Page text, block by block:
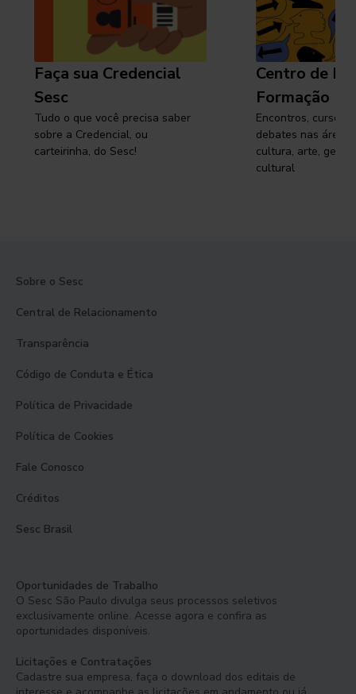
Faça sua Credencial
Sesc
Tudo o que você precisa saber
sobre a Credencial, ou
carteirinha, do Sesc!
Centro de
Formação
Encontros, cursos,
debates nas áreas
cultura, arte,
cultural
Sobre o Sesc
Central de Relacionamento
Transparência
Código de Conduta e Ética
Política de Privacidade
Política de Cookies
Fale Conosco
Créditos
Sesc Brasil
Oportunidades de Trabalho
O Sesc São Paulo divulga seus processos seletivos
exclusivamente online. Acesse agora e confira as
oportunidades disponíveis.
Licitações e Contratações
Cadastre sua empresa, faça o download dos editais de